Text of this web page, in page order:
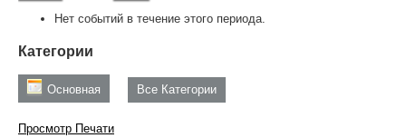
Нет событий в течение этого периода.
Категории
Основная Все Категории
Просмотр Печати